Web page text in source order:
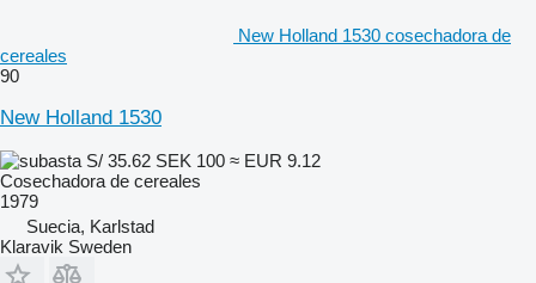
New Holland 1530 cosechadora de
cereales
90
New Holland 1530
S/ 35.62 SEK 100 ≈ EUR 9.12
Cosechadora de cereales
1979
Suecia, Karlstad
Klaravik Sweden